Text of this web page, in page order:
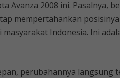
Avanza 2008 ini. Pasalnya,
mempertahankan
Indonesia. Ini
perubahannya langsung